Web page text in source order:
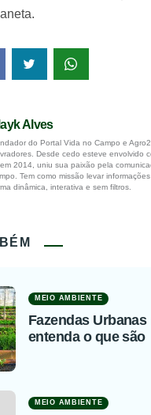
Alves
do Portal Vida no Campo e
Desde cedo esteve envolvido
2014, uniu sua paixão pela
Tem como missão levar
dinâmica, interativa e sem filtros.
MEIO AMBIENTE
Fazendas
entenda o que são
MEIO AMBIENTE